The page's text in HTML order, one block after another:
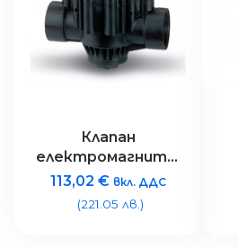
Клапан
електромагнитен
Rain Bird 100-PGA
9V DC – 1″ 9V
113,02 € вкл. ДДС
(221.05 лв.)